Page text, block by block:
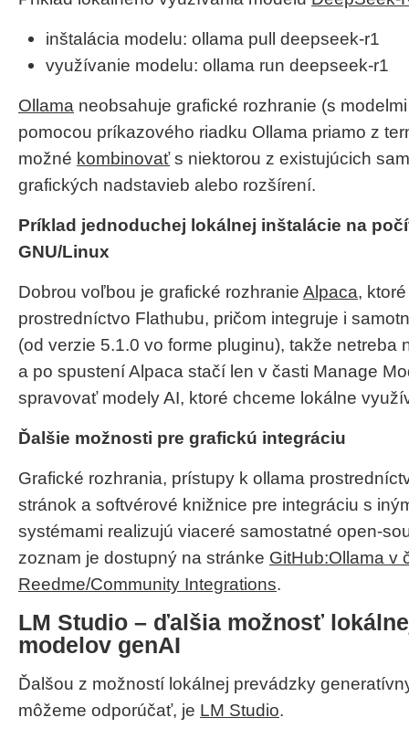
inštalácia modelu: ollama pull deepseek-r1
využívanie modelu: ollama run deepseek-r1
Ollama neobsahuje grafické rozhranie (s
pomocou príkazového riadku Ollama priamo z
možné kombinovaťs niektorou z existujúcich
grafických nadstavieb alebo rozšírení.
Príklad jednoduchej lokálnej inštalácie na
GNU/Linux
Dobrou voľbou je grafické rozhranie Alpaca,
prostredníctvo Flathubu, pričom integruje i
(od verzie 5.1.0 vo forme pluginu), takže netreba
a po spustení Alpaca stačí len v časti Manage
spravovať modely AI, ktoré chceme lokálne
Ďalšie možnosti pre grafickú integráciu
Grafické rozhrania, prístupy k ollama
stránok a softvérové knižnice pre integráciu s
systémami realizujú viaceré samostatné open-
zoznam je dostupný na stránke GitHub:Ollama v
Reedme/Community Integrations.
LM Studio – ďalšia možnosť
modelov genAI
Ďalšou z možností lokálnej prevádzky
môžeme odporúčať, je LM Studio.